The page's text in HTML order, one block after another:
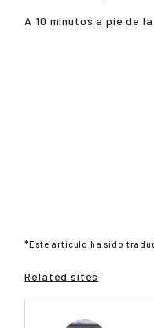
A 10 minutos a pie de
*Este artículo ha sido
Related sites